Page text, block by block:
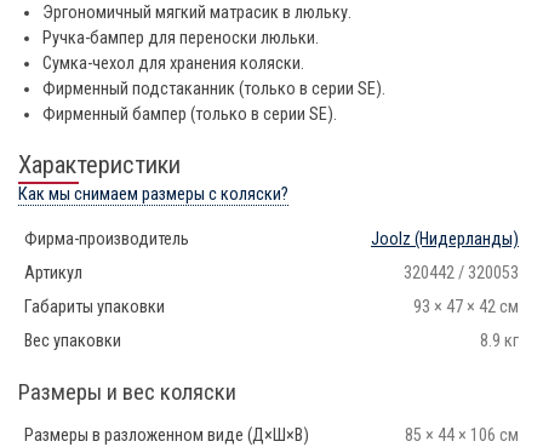
Эргономичный мягкий матрасик в люльку.
Ручка-бампер для переноски люльки.
Сумка-чехол для хранения коляски.
Фирменный подстаканник (только в серии SE).
Фирменный бампер (только в серии SE).
Характеристики
Как мы снимаем размеры с коляски?
Фирма-производитель Joolz (Нидерланды)
Артикул
320442 / 320053
Габариты упаковки
93 × 47 × 42 см
Вес упаковки
8.9 кг
Размеры и вес коляски
Размеры в разложенном виде (Д×Ш×В)
85 × 44 × 106 см